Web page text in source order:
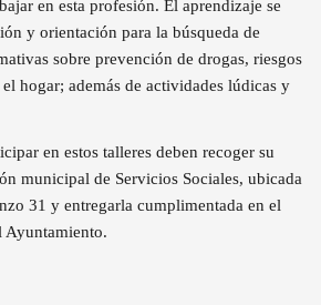
en esta profesión. El aprendizaje se
y orientación para la búsqueda de
sobre prevención de drogas, riesgos
hogar; además de actividades lúdicas y
en estos talleres deben recoger su
municipal de Servicios Sociales, ubicada
31 y entregarla cumplimentada en el
Ayuntamiento.